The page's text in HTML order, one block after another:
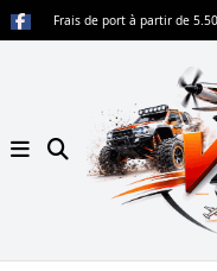
Frais de port à partir de